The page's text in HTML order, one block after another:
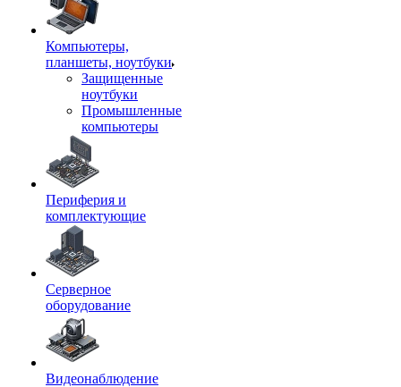
Компьютеры,
планшеты, ноутбуки
Защищенные
ноутбуки
Промышленные
компьютеры
Периферия и
комплектующие
Серверное
оборудование
Видеонаблюдение